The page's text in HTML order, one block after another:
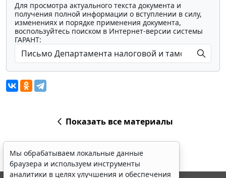
Для просмотра актуального текста документа и
получения полной информации о вступлении в силу,
изменениях и порядке применения документа,
воспользуйтесь поиском в Интернет-версии системы
ГАРАНТ:
Показать все материалы
Мы обрабатываем локальные данные
браузера и используем инструменты
аналитики в целях улучшения и обеспечения